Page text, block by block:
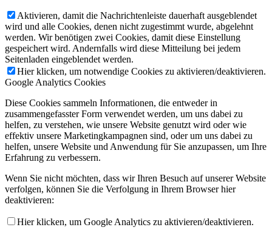
Aktivieren, damit die Nachrichtenleiste dauerhaft ausgeblendet
wird und alle Cookies, denen nicht zugestimmt wurde, abgelehnt
werden. Wir benötigen zwei Cookies, damit diese Einstellung
gespeichert wird. Andernfalls wird diese Mitteilung bei jedem
Seitenladen eingeblendet werden.
Hier klicken, um notwendige Cookies zu aktivieren/deaktivieren.
Google Analytics Cookies
Diese Cookies sammeln Informationen, die entweder in
zusammengefasster Form verwendet werden, um uns dabei zu
helfen, zu verstehen, wie unsere Website genutzt wird oder wie
effektiv unsere Marketingkampagnen sind, oder um uns dabei zu
helfen, unsere Website und Anwendung für Sie anzupassen, um Ihre
Erfahrung zu verbessern.
Wenn Sie nicht möchten, dass wir Ihren Besuch auf unserer Website
verfolgen, können Sie die Verfolgung in Ihrem Browser hier
deaktivieren:
Hier klicken, um Google Analytics zu aktivieren/deaktivieren.